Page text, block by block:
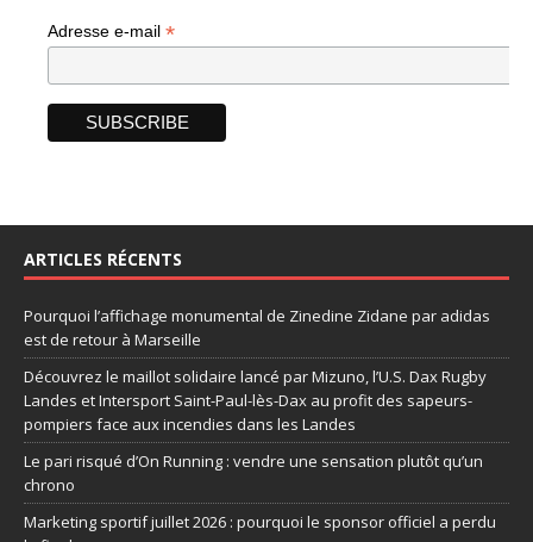
Adresse e-mail *
ARTICLES RÉCENTS
Pourquoi l’affichage monumental de Zinedine Zidane par adidas
est de retour à Marseille
Découvrez le maillot solidaire lancé par Mizuno, l’U.S. Dax Rugby
Landes et Intersport Saint-Paul-lès-Dax au profit des sapeurs-
pompiers face aux incendies dans les Landes
Le pari risqué d’On Running : vendre une sensation plutôt qu’un
chrono
Marketing sportif juillet 2026 : pourquoi le sponsor officiel a perdu